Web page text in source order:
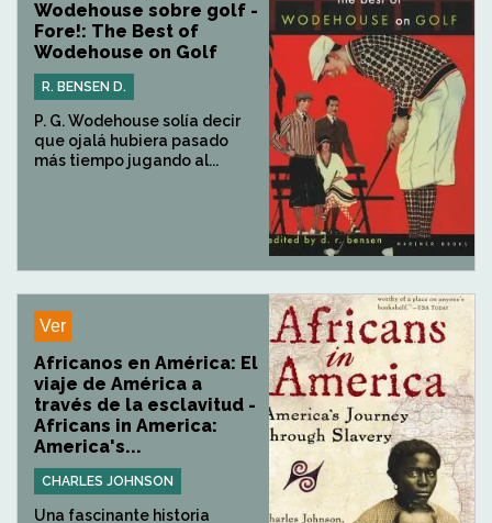
Wodehouse sobre golf -
Fore!: The Best of
Wodehouse on Golf
R. BENSEN D.
P. G. Wodehouse solía decir
que ojalá hubiera pasado
más tiempo jugando al...
Ver
Africanos en América: El
viaje de América a
través de la esclavitud -
Africans in America:
America's...
CHARLES JOHNSON
Una fascinante historia